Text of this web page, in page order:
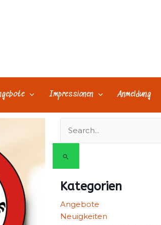
Impressionen Anmeldung
Suchen
nach:
Kategorien
Angebote
Neuigkeiten